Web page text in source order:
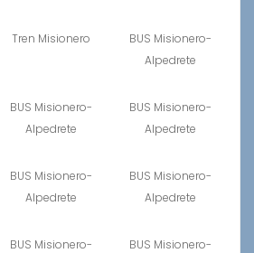
Tren Misionero
BUS Misionero-
Alpedrete
BUS Misionero-
Alpedrete
BUS Misionero-
Alpedrete
BUS Misionero-
Alpedrete
BUS Misionero-
Alpedrete
BUS Misionero-
BUS Misionero-